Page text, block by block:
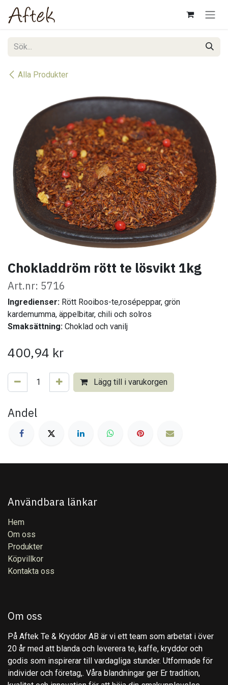
Hoppa till innehåll
Alla Produkter
Chokladdröm rött te lösvikt 1kg
Art.nr: 5716
Ingredienser: Rött Rooibos-te,rosépeppar, grön
kardemumma, äppelbitar, chili och solros
Smaksättning: Choklad och vanilj
400,94 kr
Lägg till i varukorgen
Andel
Användbara länkar
Hem
Om oss
Produkter
Köpvillkor
Kontakta oss
Om oss
På Aftek Te & Kryddor AB är vi ett team som arbetat i över
20 år med att blanda och leverera te, kaffe, kryddor och
godis som inspirerar till vardagliga stunder. Utformade för
individer och företag,. Våra blandningar ger Er tradition,